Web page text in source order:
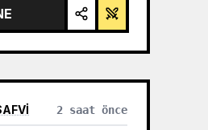
grafiği olan
2 saat önce